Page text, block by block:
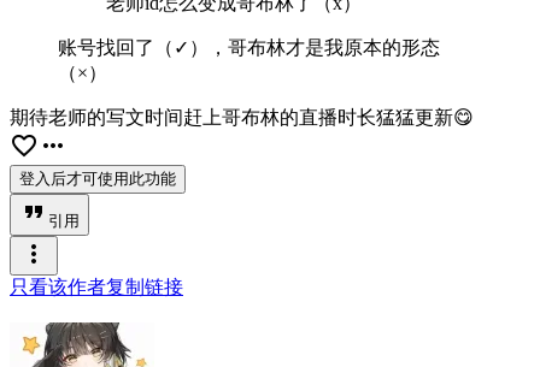
账号找回了（✓），哥布林才是我原本的形态
（×）
期待老师的写文时间赶上哥布林的直播时长猛猛更新😋
favorite_border more_horiz
登入后才可使用此功能
format_quote 引用
more_vert
只看该作者复制链接